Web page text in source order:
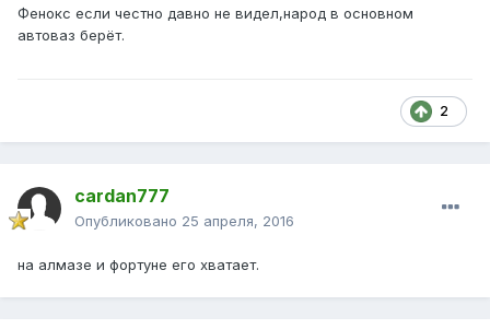
Фенокс если честно давно не видел,народ в основном
автоваз берёт.
2
cardan777
Опубликовано 25 апреля, 2016
на алмазе и фортуне его хватает.